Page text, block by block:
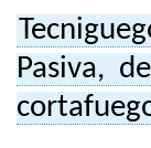
Pasiva,